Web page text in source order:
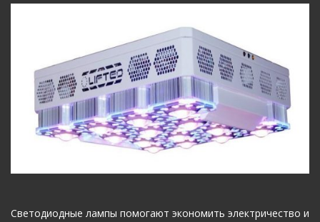
Светодиодные лампы помогают экономить электричество и